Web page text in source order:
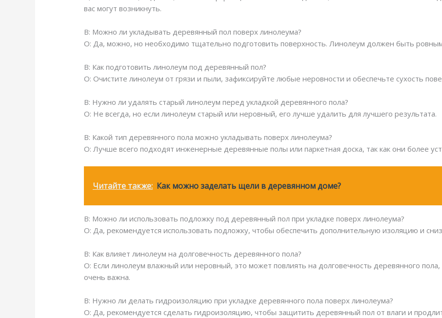
вас могут возникнуть.
В: Можно ли укладывать деревянный пол поверх линолеума?
О: Да, можно, но необходимо тщательно подготовить поверхность. Линолеум должен быть
В: Как подготовить линолеум под деревянный пол?
О: Очистите линолеум от грязи и пыли, зафиксируйте любые неровности и обеспечьте сухость
В: Нужно ли удалять старый линолеум перед укладкой деревянного пола?
О: Не всегда, но если линолеум старый или неровный, его лучше удалить для лучшего результата.
В: Какой тип деревянного пола можно укладывать поверх линолеума?
О: Лучше всего подходят инженерные деревянные полы или паркетная доска, так как они более
Читайте также: Как можно заделать щели в деревянном доме?
В: Можно ли использовать подложку под деревянный пол при укладке поверх линолеума?
О: Да, рекомендуется использовать подложку, чтобы обеспечить дополнительную изоляцию и
В: Как влияет линолеум на долговечность деревянного пола?
О: Если линолеум влажный или неровный, это может повлиять на долговечность деревянного пола,
очень важна.
В: Нужно ли делать гидроизоляцию при укладке деревянного пола поверх линолеума?
О: Да, рекомендуется сделать гидроизоляцию, чтобы защитить деревянный пол от влаги и